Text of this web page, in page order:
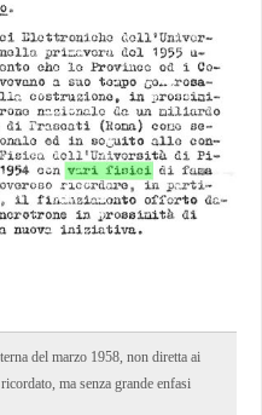
del marzo 1958, non diretta ai
ma senza grande enfasi